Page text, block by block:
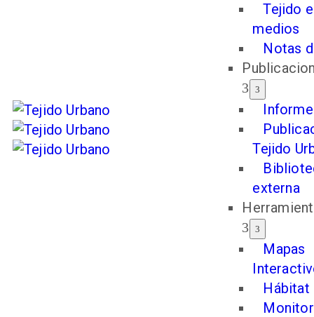
Tejido
medios
Notas
Tejido
externa
Mapas
Hábitat